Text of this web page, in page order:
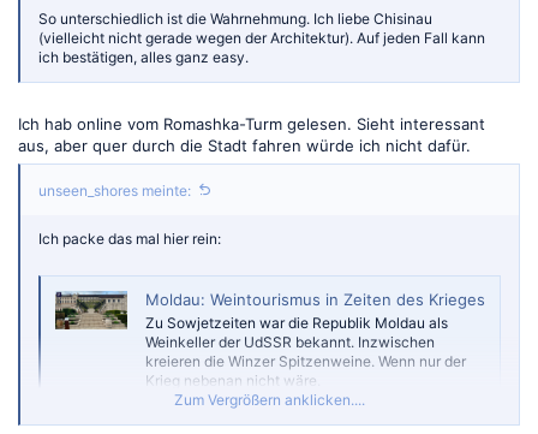
So unterschiedlich ist die Wahrnehmung. Ich liebe Chisinau
(vielleicht nicht gerade wegen der Architektur). Auf jeden Fall kann
ich bestätigen, alles ganz easy.
Ich hab online vom Romashka-Turm gelesen. Sieht interessant
aus, aber quer durch die Stadt fahren würde ich nicht dafür.
unseen_shores meinte:
Ich packe das mal hier rein:
Moldau: Weintourismus in Zeiten des Krieges
Zu Sowjetzeiten war die Republik Moldau als
Weinkeller der UdSSR bekannt. Inzwischen
kreieren die Winzer Spitzenweine. Wenn nur der
Krieg nebenan nicht wäre.
www.faz.net
Zum Vergrößern anklicken....